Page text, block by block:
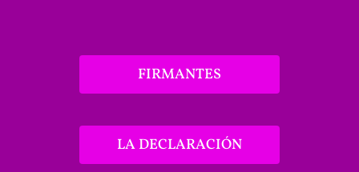
FIRMANTES
LA DECLARACIÓN